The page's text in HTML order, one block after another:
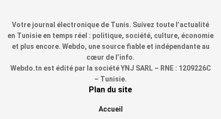
Votre journal électronique de Tunis. Suivez toute l’actualité
en Tunisie en temps réel : politique, société, culture, économie
et plus encore. Webdo, une source fiable et indépendante au
cœur de l’info.
Webdo.tn est édité par la société YNJ SARL – RNE : 1209226C
– Tunisie.
Plan du site
Accueil